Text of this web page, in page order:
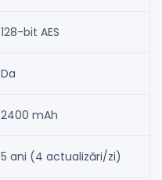
128-bit AES
Da
2400 mAh
5 ani (4 actualizări/zi)